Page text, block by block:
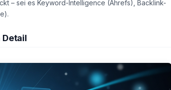
– sei es Keyword-Intelligence (Ahrefs), Backlink-
Detail